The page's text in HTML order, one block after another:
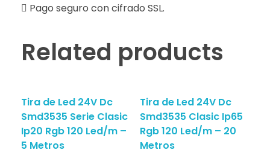
Pago seguro con cifrado SSL.
Related products
Tira de Led 24V Dc
Smd3535 Serie Clasic
Ip20 Rgb 120 Led/m –
5 Metros
Tira de Led 24V Dc
Smd3535 Clasic Ip65
Rgb 120 Led/m – 20
Metros